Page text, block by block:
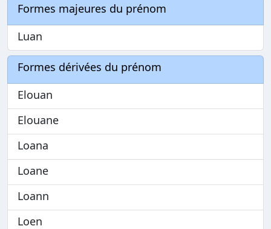
Formes majeures du prénom
Luan
Formes dérivées du prénom
Elouan
Elouane
Loana
Loane
Loann
Loen